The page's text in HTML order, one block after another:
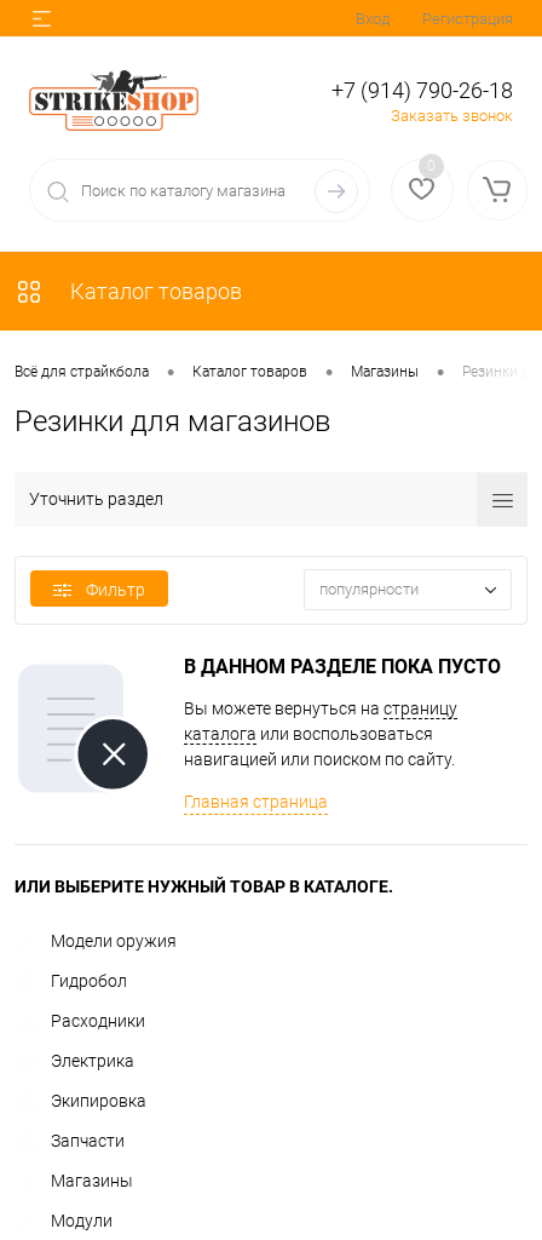
Вход Регистрация
+7 (914) 790-26-18
Заказать звонок
0
Каталог товаров
Всё для страйкбола • Каталог товаров • Магазины • Резинки
Резинки для магазинов
Уточнить раздел
Фильтр популярности
В ДАННОМ РАЗДЕЛЕ ПОКА ПУСТО
Вы можете вернуться на страницу
каталога или воспользоваться
навигацией или поиском по сайту.
Главная страница
ИЛИ ВЫБЕРИТЕ НУЖНЫЙ ТОВАР В КАТАЛОГЕ.
Модели оружия
Гидробол
Расходники
Электрика
Экипировка
Запчасти
Магазины
Модули